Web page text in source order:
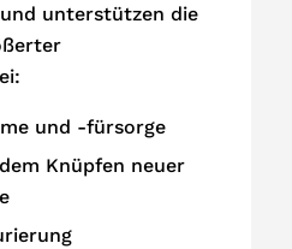
unterstützen die
und -fürsorge
Knüpfen neuer